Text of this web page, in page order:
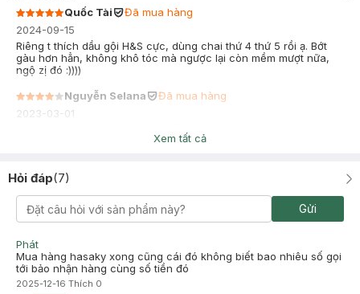
Quốc Tài
Đã mua hàng
2024-09-15
Riêng t thích dầu gội H&S cực, dùng chai thứ 4 thứ 5 rồi ạ. Bớt
gàu hơn hẳn, không khô tóc mà ngược lại còn mềm mượt nữa,
ngộ zị đó :))))
Nguyễn Selana
Đã mua hàng
2023-03-01
tím k hợp. Dù sp để trị ngứa da đầu.
Xem tất cả
Hỏi đáp(7)
Gửi
Phát
Mua hàng hasaky xong cũng cái đó không biết bao nhiêu số gọi
tới bảo nhận hàng cùng số tiền đó
2025-12-16 Thích 0